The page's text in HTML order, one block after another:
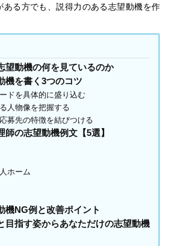
ある方でも、説得力のある志望動機を作
望動機の何を見ているのか
機を書く3つのコツ
ドを具体的に盛り込む
人物像を把握する
募先の特徴を結びつける
師の志望動機例文【5選】
ホーム
機NG例と改善ポイント
目指す姿からあなただけの志望動機